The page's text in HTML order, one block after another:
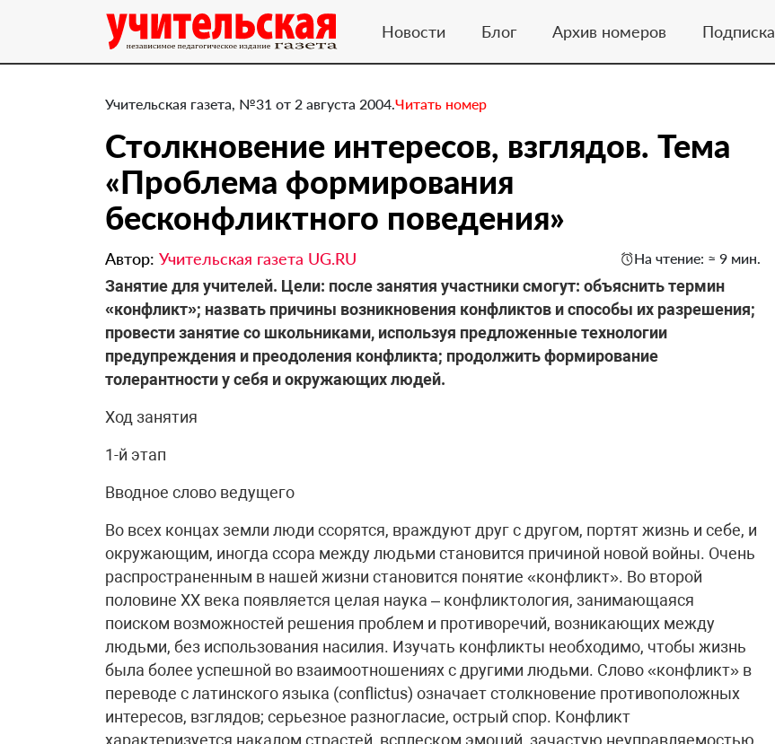
Новости Блог Архив номеров Подписка
Учительская газета, №31 от 2 августа 2004.Читать номер
Столкновение интересов, взглядов. Тема
«Проблема формирования
бесконфликтного поведения»
Автор: Учительская газета UG.RU На чтение: ≈ 9 мин.
Занятие для учителей. Цели: после занятия участники смогут: объяснить термин
«конфликт»; назвать причины возникновения конфликтов и способы их разрешения;
провести занятие со школьниками, используя предложенные технологии
предупреждения и преодоления конфликта; продолжить формирование
толерантности у себя и окружающих людей.
Ход занятия
1-й этап
Вводное слово ведущего
Во всех концах земли люди ссорятся, враждуют друг с другом, портят жизнь и себе, и
окружающим, иногда ссора между людьми становится причиной новой войны. Очень
распространенным в нашей жизни становится понятие «конфликт». Во второй
половине ХХ века появляется целая наука – конфликтология, занимающаяся
поиском возможностей решения проблем и противоречий, возникающих между
людьми, без использования насилия. Изучать конфликты необходимо, чтобы жизнь
была более успешной во взаимоотношениях с другими людьми. Слово «конфликт» в
переводе с латинского языка (conflictus) означает столкновение противоположных
интересов, взглядов; серьезное разногласие, острый спор. Конфликт
характеризуется накалом страстей, всплеском эмоций, зачастую неуправляемостью